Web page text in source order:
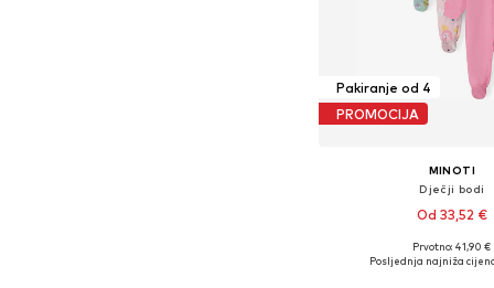
Pakiranje od 4
PROMOCIJA
MINOTI
Dječji bodi
Od 33,52 €
Dostupno u više
Prvotno: 41,90 €
Posljednja najniža